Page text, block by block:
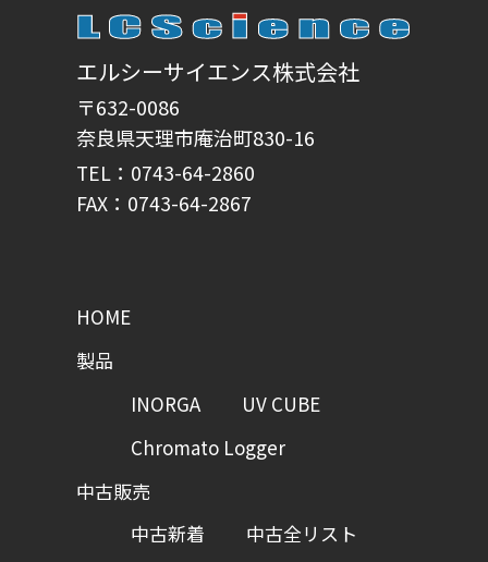
エルシーサイエンス株式会社
〒632-0086
奈良県天理市庵治町830-16
TEL：0743-64-2860
FAX：0743-64-2867
HOME
製品
INORGA
UV CUBE
Chromato Logger
中古販売
中古新着
中古全リスト